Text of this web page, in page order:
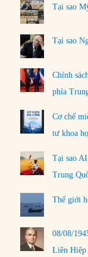
Tại sao
Tại sao
Chính
phía
Cơ chế
tư khoa
Tại sao
Trung
Thế giới
08/08/
Liên Hiệp